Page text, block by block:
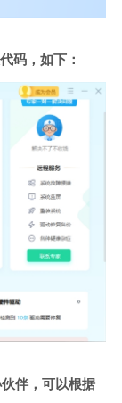
码，如下：
伴，可以根据